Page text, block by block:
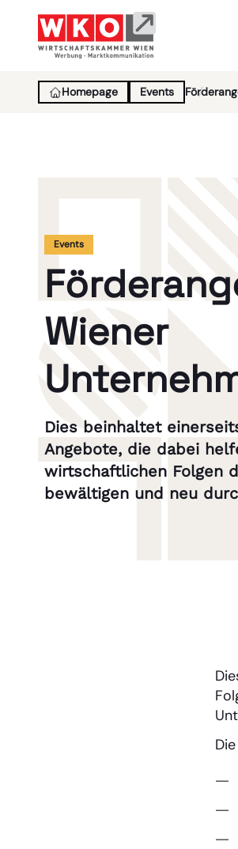
Homepage Events
Events
Wiener
Dies beinhaltet
Angebote, die dabei
wirtschaftlichen Folgen
bewältigen und neu